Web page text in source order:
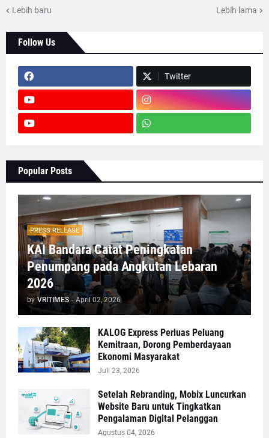
Lebih baru Lebih lama
Follow Us
Twitter
Popular Posts
PRESS RELEASE
KAI Bandara Catat Peningkatan
Penumpang pada Angkutan Lebaran
2026
by VRITIMES - April 02, 2026
KALOG Express Perluas Peluang
Kemitraan, Dorong Pemberdayaan
Ekonomi Masyarakat
Juli 23, 2026
Setelah Rebranding, Mobix Luncurkan
Website Baru untuk Tingkatkan
Pengalaman Digital Pelanggan
Agustus 04, 2026